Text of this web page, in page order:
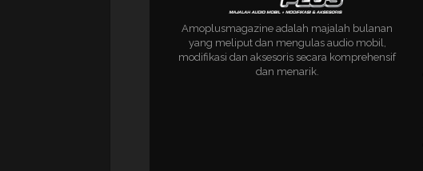
Amoplusmagazine adalah majalah bulanan
yang meliput dan mengulas audio mobil,
modifikasi dan aksesoris secara komprehensif
dan menarik.